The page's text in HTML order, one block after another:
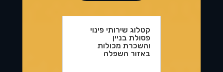
קטלוג שירותי פינוי
פסולת בניין
והשכרת מכולות
באזור השפלה